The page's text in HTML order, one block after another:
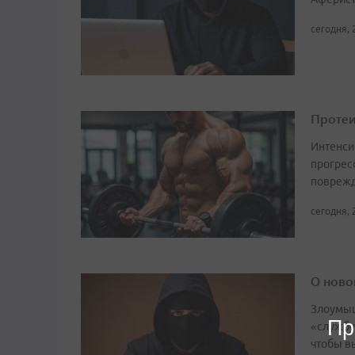
сегодня,
сегодня,
О
чтобы